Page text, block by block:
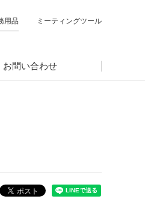
用品 ミーティングツール
お問い合わせ